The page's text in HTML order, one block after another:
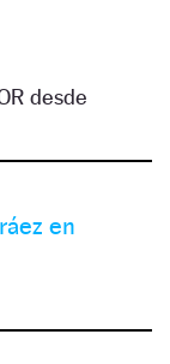
desde
en